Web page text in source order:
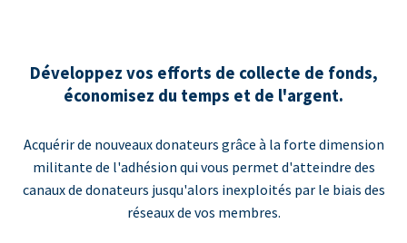
Développez vos efforts de collecte de fonds,
économisez du temps et de l'argent.
Acquérir de nouveaux donateurs grâce à la forte dimension
militante de l'adhésion qui vous permet d'atteindre des
canaux de donateurs jusqu'alors inexploités par le biais des
réseaux de vos membres.